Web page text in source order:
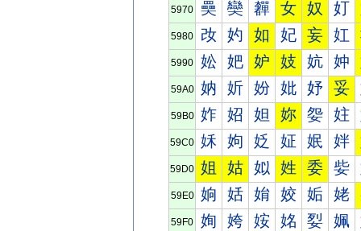
5970 奰 奱 奲 女 奴 奵
5980 妀 妁 如 妃 妄 妅
5990 妐 妑 妒 妓 妔 妕
59A0 妠 妡 妢 妣 妤 妥
59B0 妰 妱 妲 妳 妴 妵
59C0 姀 姁 姂 姃 姄 姅
59D0 姐 姑 姒 姓 委 姕
59E0 姠 姡 姢 姣 姤 姥
59F0 姰 姱 姲 姳 姴 姵